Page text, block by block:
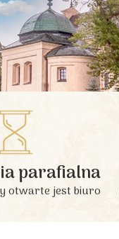
parafialna
otwarte jest biuro